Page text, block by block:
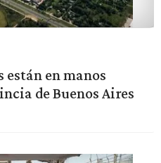
están en manos
de Buenos Aires